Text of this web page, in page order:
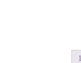
1